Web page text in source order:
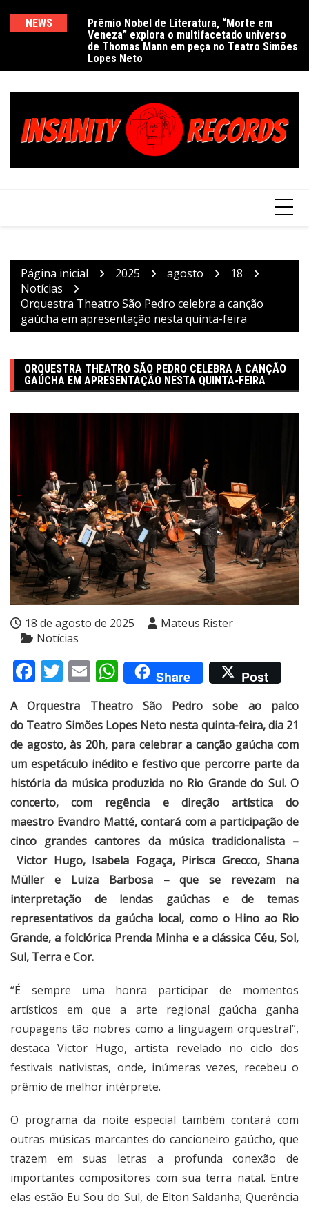
NEWS
Prêmio Nobel de Literatura, “Morte em
Veneza” explora o multifacetado universo
de Thomas Mann em peça no Teatro Simões
Lopes Neto
Página inicial 2025 agosto
18
Notícias
Orquestra Theatro São Pedro celebra a canção
gaúcha em apresentação nesta quinta-feira
ORQUESTRA THEATRO SÃO PEDRO CELEBRA A CANÇÃO
GAÚCHA EM APRESENTAÇÃO NESTA QUINTA-FEIRA
18 de agosto de 2025
Mateus Rister
Notícias
Facebook
Twitter
EmailWhatsApp
Share Post
A Orquestra Theatro São Pedro sobe ao palco
do Teatro Simões Lopes Neto nesta quinta-feira, dia 21
de agosto, às 20h, para celebrar a canção gaúcha com
um espetáculo inédito e festivo que percorre parte da
história da música produzida no Rio Grande do Sul. O
concerto, com regência e direção artística do
maestro Evandro Matté, contará com a participação de
cinco grandes cantores da música tradicionalista –
Victor Hugo, Isabela Fogaça, Pirisca Grecco, Shana
Müller e Luiza Barbosa – que se revezam na
interpretação de lendas gaúchas e de temas
representativos da gaúcha local, como o Hino ao Rio
Grande, a folclórica Prenda Minha e a clássica Céu, Sol,
Sul, Terra e Cor.
“É sempre uma honra participar de momentos
artísticos em que a arte regional gaúcha ganha
roupagens tão nobres como a linguagem orquestral”,
destaca Victor Hugo, artista revelado no ciclo dos
festivais nativistas, onde, inúmeras vezes, recebeu o
prêmio de melhor intérprete.
O programa da noite especial também contará com
outras músicas marcantes do cancioneiro gaúcho, que
trazem em suas letras a profunda conexão de
importantes compositores com sua terra natal. Entre
elas estão Eu Sou do Sul, de Elton Saldanha; Querência